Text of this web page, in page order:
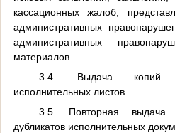
кассационных жалоб,
административных
административных
материалов.
3.4. Выдача копий
исполнительных листов.
3.5. Повторная выдача
дубликатов исполнительных